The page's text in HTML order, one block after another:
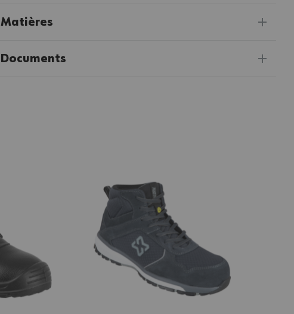
Matières
Documents